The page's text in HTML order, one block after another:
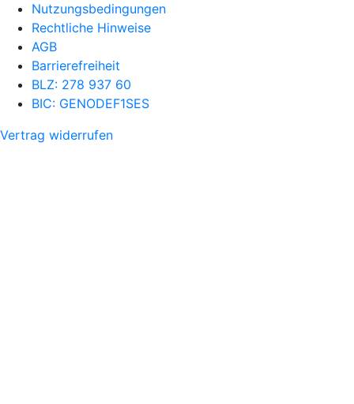
Nutzungsbedingungen
Rechtliche Hinweise
AGB
Barrierefreiheit
BLZ: 278 937 60
BIC: GENODEF1SES
Vertrag widerrufen